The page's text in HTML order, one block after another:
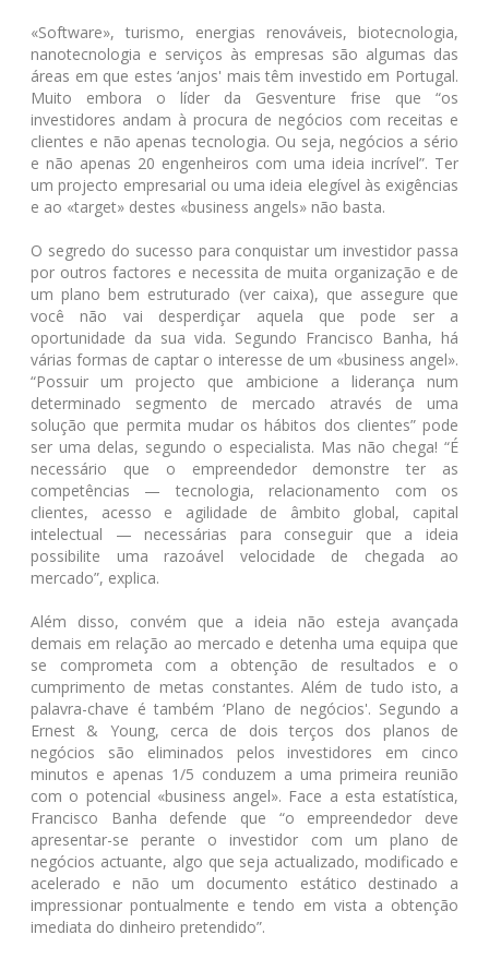
«Software», turismo, energias renováveis, biotecnologia,
nanotecnologia e serviços às empresas são algumas das
áreas em que estes ‘anjos' mais têm investido em Portugal.
Muito embora o líder da Gesventure frise que “os
investidores andam à procura de negócios com receitas e
clientes e não apenas tecnologia. Ou seja, negócios a sério
e não apenas 20 engenheiros com uma ideia incrível”. Ter
um projecto empresarial ou uma ideia elegível às exigências
e ao «target» destes «business angels» não basta.
O segredo do sucesso para conquistar um investidor passa
por outros factores e necessita de muita organização e de
um plano bem estruturado (ver caixa), que assegure que
você não vai desperdiçar aquela que pode ser a
oportunidade da sua vida. Segundo Francisco Banha, há
várias formas de captar o interesse de um «business angel».
“Possuir um projecto que ambicione a liderança num
determinado segmento de mercado através de uma
solução que permita mudar os hábitos dos clientes” pode
ser uma delas, segundo o especialista. Mas não chega! “É
necessário que o empreendedor demonstre ter as
competências — tecnologia, relacionamento com os
clientes, acesso e agilidade de âmbito global, capital
intelectual — necessárias para conseguir que a ideia
possibilite uma razoável velocidade de chegada ao
mercado”, explica.
Além disso, convém que a ideia não esteja avançada
demais em relação ao mercado e detenha uma equipa que
se comprometa com a obtenção de resultados e o
cumprimento de metas constantes. Além de tudo isto, a
palavra-chave é também ‘Plano de negócios'. Segundo a
Ernest & Young, cerca de dois terços dos planos de
negócios são eliminados pelos investidores em cinco
minutos e apenas 1/5 conduzem a uma primeira reunião
com o potencial «business angel». Face a esta estatística,
Francisco Banha defende que “o empreendedor deve
apresentar-se perante o investidor com um plano de
negócios actuante, algo que seja actualizado, modificado e
acelerado e não um documento estático destinado a
impressionar pontualmente e tendo em vista a obtenção
imediata do dinheiro pretendido”.